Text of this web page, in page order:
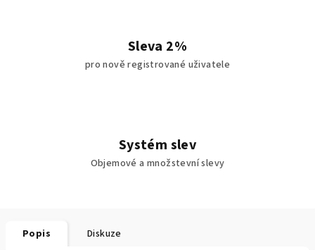
Sleva 2%
pro nově registrované uživatele
Systém slev
Objemové a množstevní slevy
Popis Diskuze